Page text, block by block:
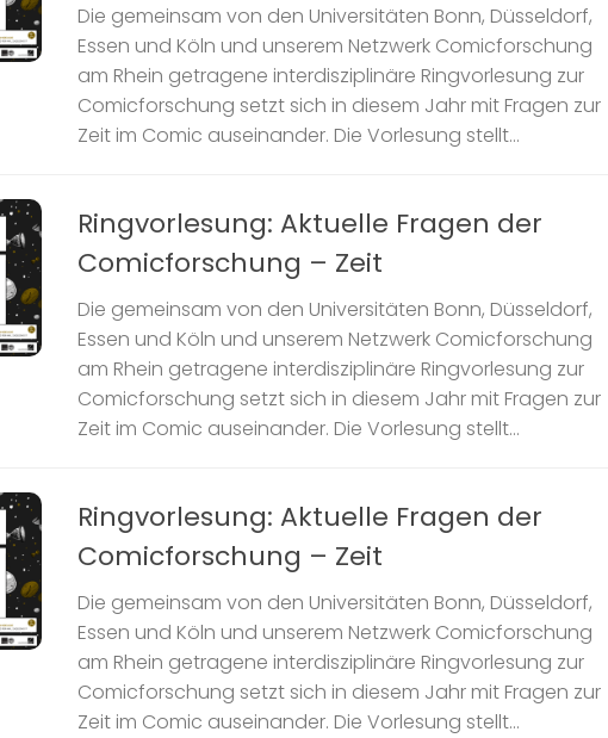
Die gemeinsam von den Universitäten Bonn, Düsseldorf,
Essen und Köln und unserem Netzwerk Comicforschung
am Rhein getragene interdisziplinäre Ringvorlesung zur
Comicforschung setzt sich in diesem Jahr mit Fragen zur
Zeit im Comic auseinander. Die Vorlesung stellt...
Ringvorlesung: Aktuelle Fragen der
Comicforschung – Zeit
Die gemeinsam von den Universitäten Bonn, Düsseldorf,
Essen und Köln und unserem Netzwerk Comicforschung
am Rhein getragene interdisziplinäre Ringvorlesung zur
Comicforschung setzt sich in diesem Jahr mit Fragen zur
Zeit im Comic auseinander. Die Vorlesung stellt...
Ringvorlesung: Aktuelle Fragen der
Comicforschung – Zeit
Die gemeinsam von den Universitäten Bonn, Düsseldorf,
Essen und Köln und unserem Netzwerk Comicforschung
am Rhein getragene interdisziplinäre Ringvorlesung zur
Comicforschung setzt sich in diesem Jahr mit Fragen zur
Zeit im Comic auseinander. Die Vorlesung stellt...